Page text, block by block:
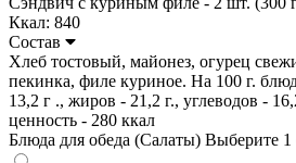
Ккал: 840
Состав
Хлеб тостовый, майонез, огурец
пекинка, филе куриное. На 100 г.
13,2 г ., жиров - 21,2 г., углеводов -
ценность - 280 ккал
Блюда для обеда (Салаты) Выберите 1